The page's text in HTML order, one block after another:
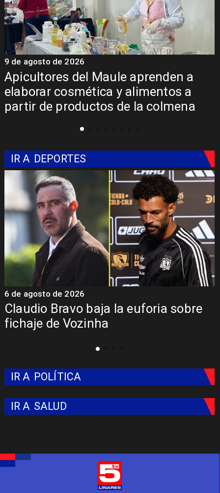
Apicultores del Maule aprenden a
elaborar cosmética y alimentos a
partir de productos de la colmena
9 de agosto de 2026
IR A DEPORTES
Claudio Bravo baja la euforia sobre
fichaje de Vozinha
6 de agosto de 2026
IR A POLÍTICA
IR A SALUD